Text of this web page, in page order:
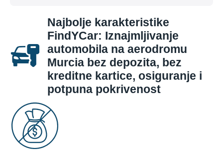
Najbolje karakteristike
FindYCar: Iznajmljivanje
automobila na aerodromu
Murcia bez depozita, bez
kreditne kartice, osiguranje i
potpuna pokrivenost